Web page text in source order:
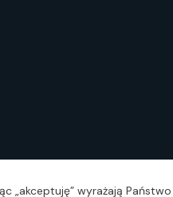
„akceptuję” wyrażają